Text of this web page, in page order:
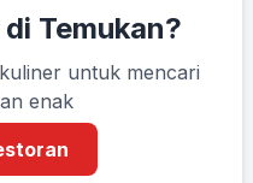
Temukan?
untuk mencari
enak